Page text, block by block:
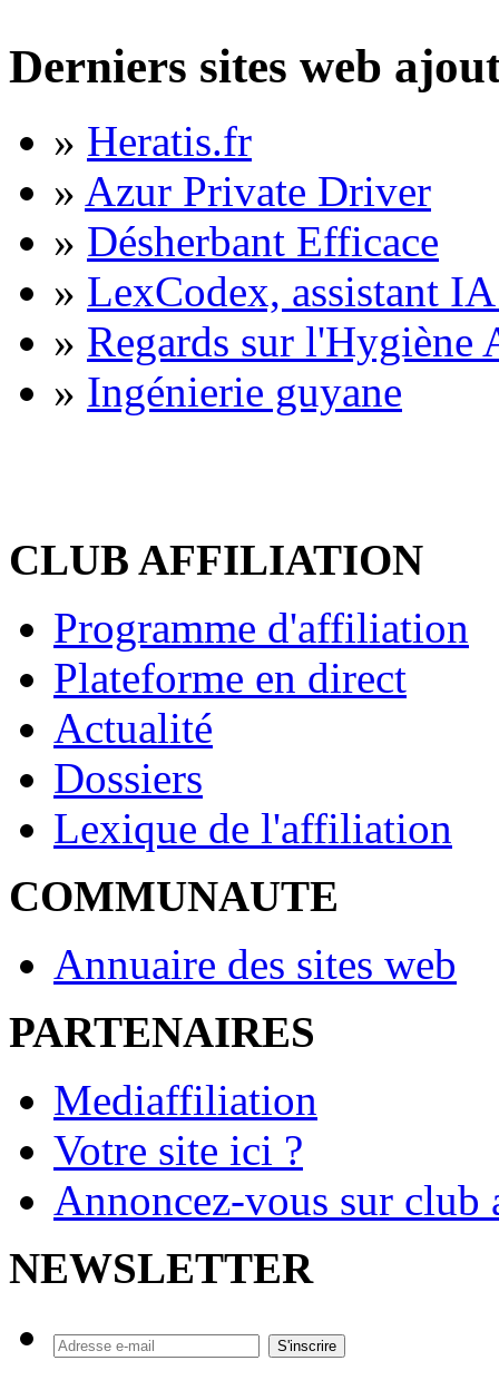
Derniers sites web
» Heratis.fr
» Azur Private Driver
» Désherbant Efficace
» LexCodex, assistant
» Regards sur l'Hygiène
» Ingénierie guyane
CLUB AFFILIATION
Programme d'affiliation
Plateforme en direct
Actualité
Dossiers
Lexique de l'affiliation
COMMUNAUTE
Annuaire des sites web
PARTENAIRES
Mediaffiliation
Votre site ici ?
Annoncez-vous sur
NEWSLETTER